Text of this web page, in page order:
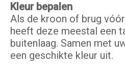
Kleur bepalen
Als de kroon of brug
heeft deze meestal een
buitenlaag. Samen met
een geschikte kleur uit.